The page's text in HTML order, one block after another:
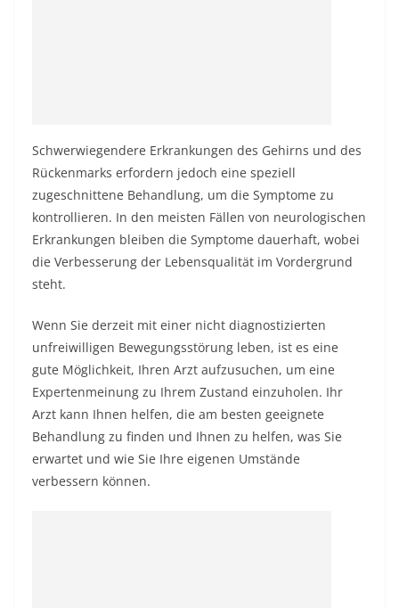
Schwerwiegendere Erkrankungen des Gehirns und des
Rückenmarks erfordern jedoch eine speziell
zugeschnittene Behandlung, um die Symptome zu
kontrollieren. In den meisten Fällen von neurologischen
Erkrankungen bleiben die Symptome dauerhaft, wobei
die Verbesserung der Lebensqualität im Vordergrund
steht.
Wenn Sie derzeit mit einer nicht diagnostizierten
unfreiwilligen Bewegungsstörung leben, ist es eine
gute Möglichkeit, Ihren Arzt aufzusuchen, um eine
Expertenmeinung zu Ihrem Zustand einzuholen. Ihr
Arzt kann Ihnen helfen, die am besten geeignete
Behandlung zu finden und Ihnen zu helfen, was Sie
erwartet und wie Sie Ihre eigenen Umstände
verbessern können.